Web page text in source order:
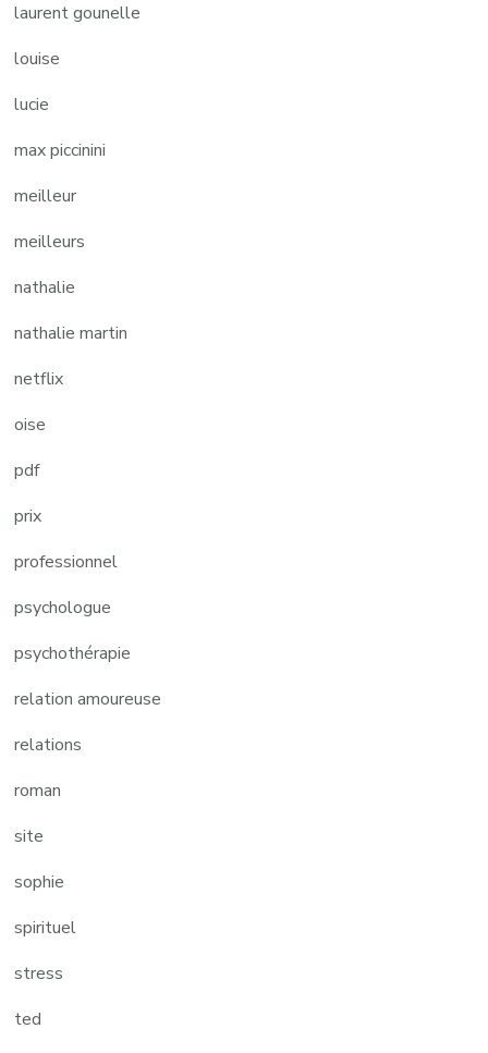
laurent gounelle
louise
lucie
max piccinini
meilleur
meilleurs
nathalie
nathalie martin
netflix
oise
pdf
prix
professionnel
psychologue
psychothérapie
relation amoureuse
relations
roman
site
sophie
spirituel
stress
ted